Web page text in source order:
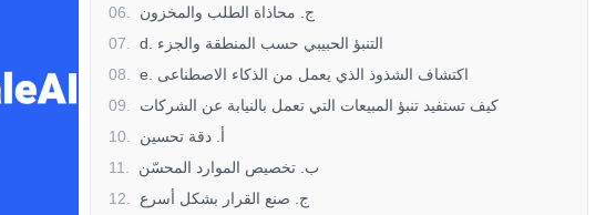
06
ج. محاذاة الطلب والمخزون
07
d. التنبؤ الحبيبي حسب المنطقة والجزء
08
e. اكتشاف الشذوذ الذي يعمل من الذكاء الاصطناعى
09
كيف تستفيد تنبؤ المبيعات التي تعمل بالنيابة عن الشركات
10
أ. دقة تحسين
11
ب. تخصيص الموارد المحسّن
12
ج. صنع القرار بشكل أسرع